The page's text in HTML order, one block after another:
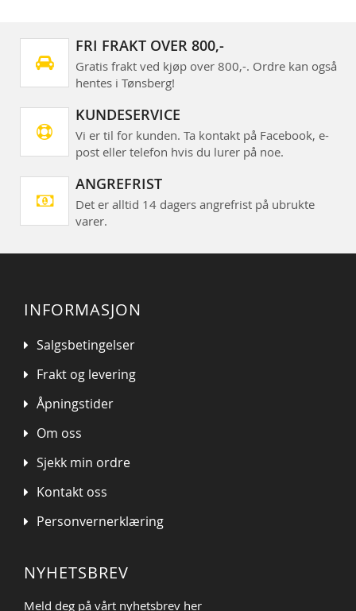
FRI FRAKT OVER 800,-
Gratis frakt ved kjøp over 800,-. Ordre kan også
hentes i Tønsberg!
KUNDESERVICE
Vi er til for kunden. Ta kontakt på Facebook, e-
post eller telefon hvis du lurer på noe.
ANGREFRIST
Det er alltid 14 dagers angrefrist på ubrukte
varer.
INFORMASJON
Salgsbetingelser
Frakt og levering
Åpningstider
Om oss
Sjekk min ordre
Kontakt oss
Personvernerklæring
NYHETSBREV
Meld deg på vårt nyhetsbrev her